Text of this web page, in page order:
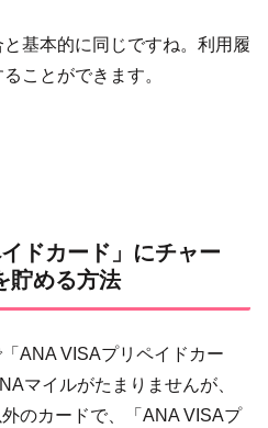
基本的に同じですね。利用履
ことができます。
ドカード」にチャー
貯める方法
ANA VISAプリペイドカー
マイルがたまりませんが、
のカードで、「ANA VISAプ